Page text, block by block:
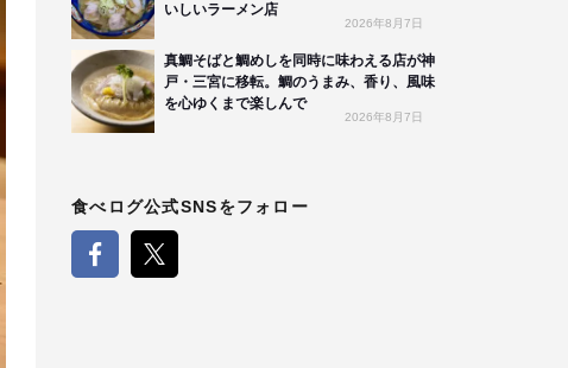
いしいラーメン店
2026年8月7日
真鯛そばと鯛めしを同時に味わえる店が神
戸・三宮に移転。鯛のうまみ、香り、風味
を心ゆくまで楽しんで
2026年8月7日
食べログ公式SNSをフォロー